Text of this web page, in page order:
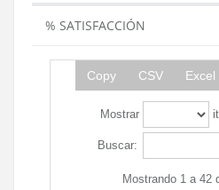
% SATISFACCIÓN
Copy CSV Excel
Mostrar
Buscar:
Mostrando 1 a 42